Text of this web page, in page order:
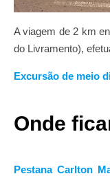
A viagem de 2 km
do Livramento),
Excursão de meio
Onde
Pestana Carlton